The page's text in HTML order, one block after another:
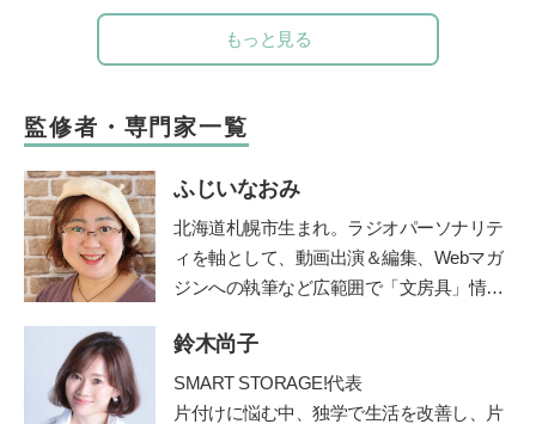
もっと見る
監修者・専門家一覧
ふじいなおみ
北海道札幌市生まれ。ラジオパーソナリテ
ィを軸として、動画出演＆編集、Webマガ
ジンへの執筆など広範囲で「文房具」情報
て活動。社会人になったときに両親から贈
られた万年筆に、黒以外の様々な色のイン
クをいれて使えることを知り、一気にイン
鈴木尚子
SMART STORAGE!代表
片付けに悩む中、独学で生活を改善し、片